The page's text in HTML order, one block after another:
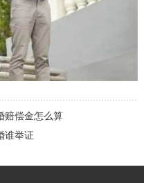
赔偿金怎么算
谁举证